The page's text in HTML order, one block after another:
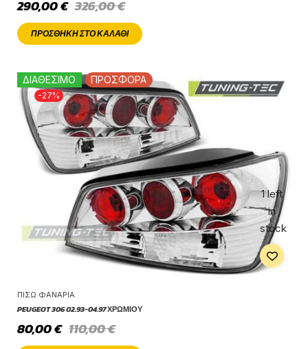
326,00€
290,00€
ΠΡΟΣΘΉΚΗ ΣΤΟ ΚΑΛΆΘΙ
-27%
ΔΙΑΘΕΣΙΜΟ ΠΡΟΣΦΟΡΑ
1 left
in
stock
ΠΊΣΩ ΦΑΝΆΡΙΑ
PEUGEOT 306 02.93-04.97 ΧΡΩΜΊΟΥ
110,00€
80,00€